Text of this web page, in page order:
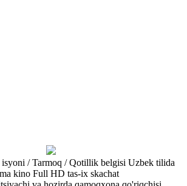
/ Tarmoq / Qotillik belgisi Uzbek tilida
kino Full HD tas-ix skachat